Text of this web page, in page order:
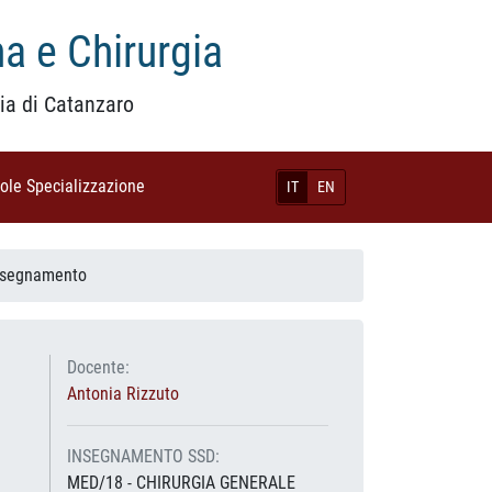
e Chirurgia
di Catanzaro
IT EN
Specializzazione
Docente:
Antonia Rizzuto
INSEGNAMENTO SSD:
MED/18 - CHIRURGIA GENERALE